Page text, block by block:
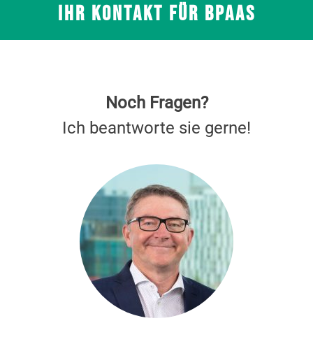
Ihr Kontakt für BPAAS
Noch Fragen?
Ich beantworte sie gerne!